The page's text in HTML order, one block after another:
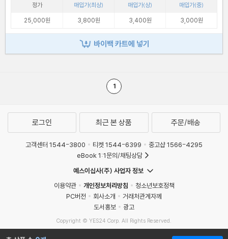
정가 매입가(최상) 매입가(상)
매입가(중)
25,000원
3,800원 3,400원 3,000원
바이백 카트에 넣기
1
로그인 최근 본 상품 주문/배송
고객센터 1544-3800 티켓 1544-6399
중고샵 1566-4295
eBook 1:1문의/채팅상담
예스이십사(주) 사업자 정보
이용약관
개인정보처리방침
청소년보호정책
PC버전
회사소개
거래처관계자께
도서홍보
광고
Copyright © YES24 Corp. All Rights Reserved.
MATOM16